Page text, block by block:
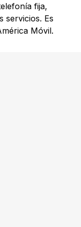
fija,
servicios. Es
Móvil.